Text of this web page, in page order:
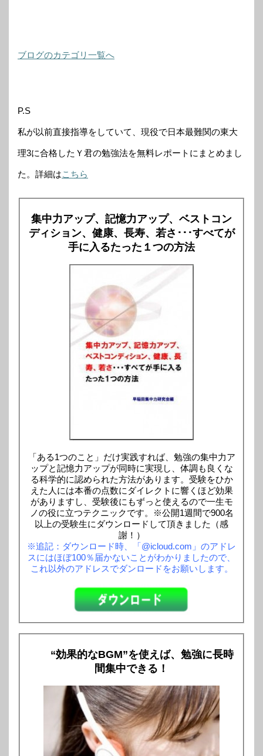
ブログのカテゴリ一覧へ
P.S
私が以前直接指導をしていて、現役で日本最難関の東大
理3に合格したＹ君の勉強法を無料レポートにまとめまし
た。詳細はこちら
集中力アップ、記憶力アップ、ベストコン
ディション、健康、長寿、若さ･･･すべてが
手に入るたった１つの方法
「ある1つのこと」だけ実践すれば、勉強の集中力ア
ップと記憶力アップが同時に実現し、体調も良くな
る科学的に認められた方法があります。受験をひか
えた人には本番の点数にダイレクトに響くほど効果
がありますし、受験後にもずっと使えるので一生モ
ノの役に立つテクニックです。※公開1週間で900名
以上の受験生にダウンロードして頂きました（感
謝！）
※追記：ダウンロード時、「@icloud.com」のアドレ
スにはほぼ100％届かないことがわかりましたので、
これ以外のアドレスでダンロードをお願いします。
“効果的なBGM”を使えば、勉強に長時
間集中できる！